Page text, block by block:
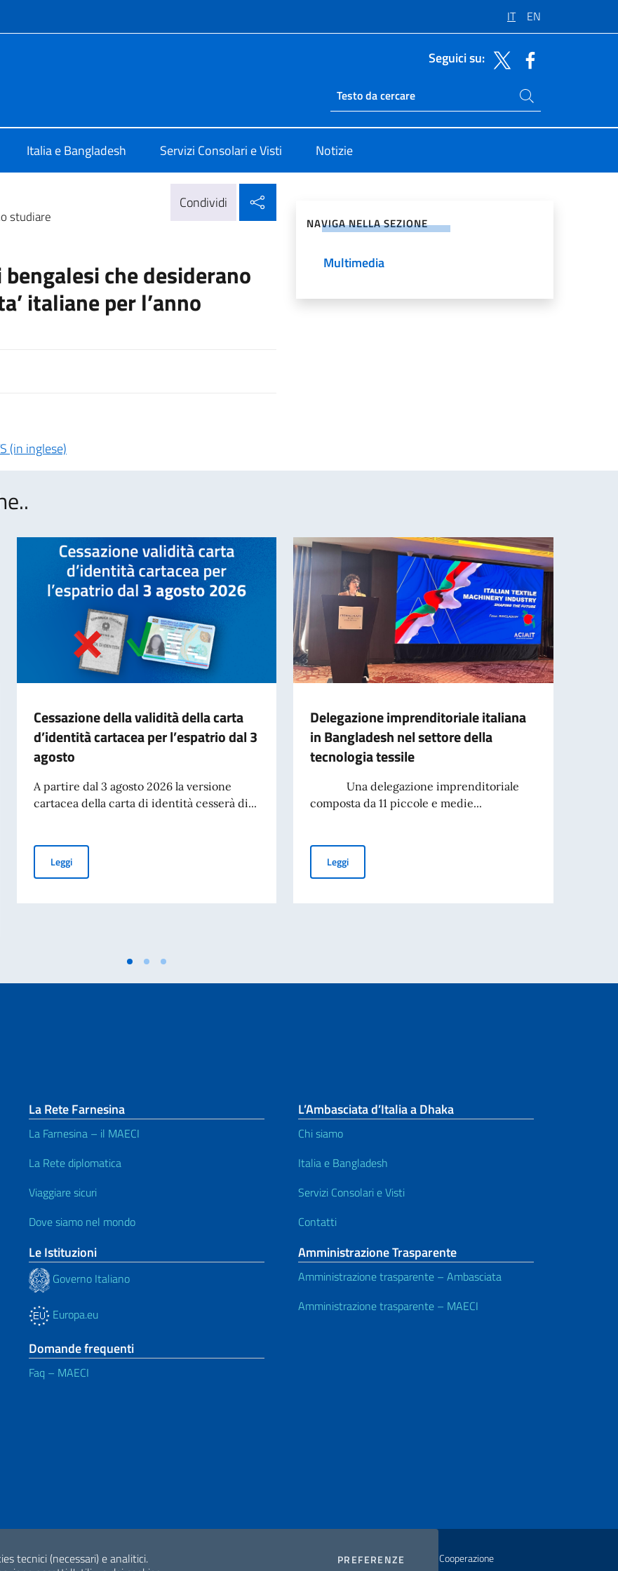
tecnici (necessari) e analitici.
PREFERENZE COOKIES
IT EN
Seguici su:
Ricerca sito live
Cerca nel sito
Italia e Bangladesh Servizi Consolari e Visti Notizie
studiare
Condividi
che desiderano
italiane per l’anno
(in inglese)
NAVIGA NELLA SEZIONE
Multimedia
Focus su cooperazione migratoria.
Cessazione della validità della carta
d’identità cartacea per l’espatrio dal 3
agosto
A partire dal 3 agosto 2026 la versione
cartacea della carta di identità cesserà di...
LeggiCessazione della validità della carta d’identità cartacea per l’espatrio dal 3 agosto
Delegazione imprenditoriale italiana
in Bangladesh nel settore della
tecnologia tessile
Una delegazione imprenditoriale
composta da 11 piccole e medie...
LeggiDelegazione imprenditoriale italiana in Bangladesh nel settore
La Rete Farnesina
La Farnesina – il MAECI
La Rete diplomatica
Viaggiare sicuri
Dove siamo nel mondo
Le Istituzioni
Governo Italiano
Europa.eu
Domande frequenti
Faq – MAECI
L’Ambasciata d’Italia a Dhaka
Chi siamo
Italia e Bangladesh
Servizi Consolari e Visti
Contatti
Amministrazione Trasparente
Amministrazione trasparente – Ambasciata
Amministrazione trasparente – MAECI
accessibilità
2026 Copyright Ministero degli Affari Esteri e della Cooperazione